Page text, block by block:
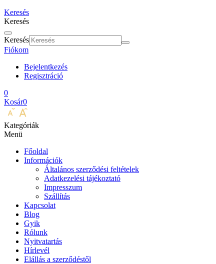
Keresés
Keresés
Keresés
Fiókom
Bejelentkezés
Regisztráció
0
Kosár0
Kategóriák
Menü
Főoldal
Információk
Általános szerződési feltételek
Adatkezelési tájékoztató
Impresszum
Szállítás
Kapcsolat
Blog
Gyik
Rólunk
Nyitvatartás
Hírlevél
Elállás a szerződéstől